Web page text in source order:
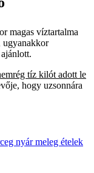
magas víztartalma
ugyanakkor
tíz kilót adott le
hogy uzsonnára
nyármeleg ételek